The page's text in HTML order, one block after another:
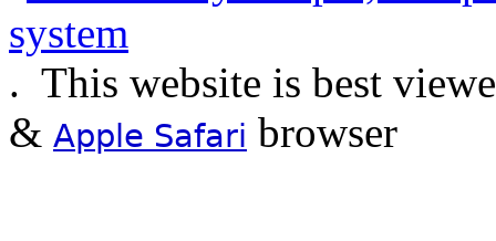
. This website is best
& Apple Safari browser